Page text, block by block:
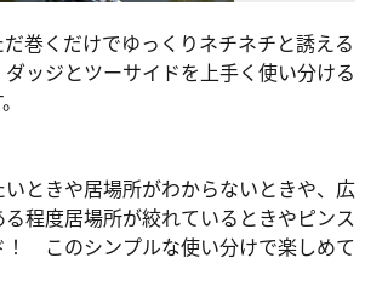
巻くだけでゆっくりネチネチと誘える
ッジとツーサイドを上手く使い分ける
ときや居場所がわからないときや、広
程度居場所が絞れているときやピンス
！ このシンプルな使い分けで楽しめて